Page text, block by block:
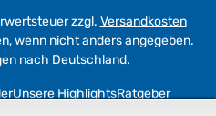
zzgl. Versandkosten
wenn nicht anders angegeben.
nach Deutschland.
Unsere HighlightsRatgeber